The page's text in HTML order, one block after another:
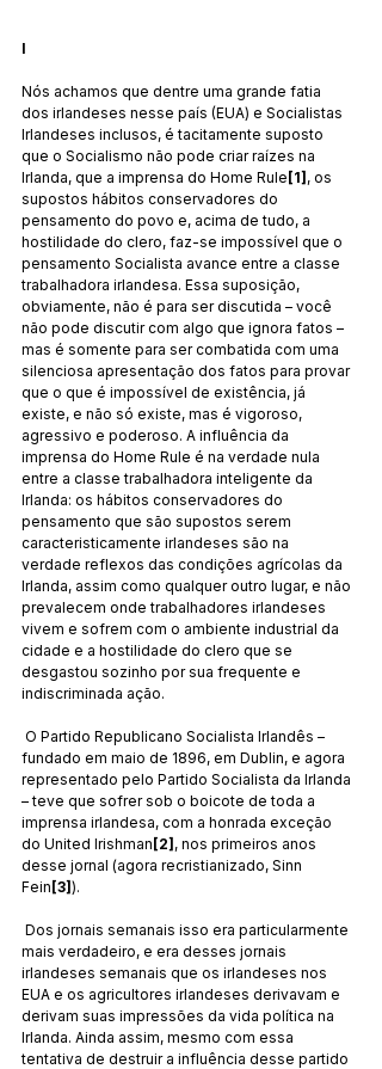
I
Nós achamos que dentre uma grande fatia
dos irlandeses nesse país (EUA) e Socialistas
Irlandeses inclusos, é tacitamente suposto
que o Socialismo não pode criar raízes na
Irlanda, que a imprensa do Home Rule [1] , os
supostos hábitos conservadores do
pensamento do povo e, acima de tudo, a
hostilidade do clero, faz-se impossível que o
pensamento Socialista avance entre a classe
trabalhadora irlandesa. Essa suposição,
obviamente, não é para ser discutida – você
não pode discutir com algo que ignora fatos –
mas é somente para ser combatida com uma
silenciosa apresentação dos fatos para provar
que o que é impossível de existência, já
existe, e não só existe, mas é vigoroso,
agressivo e poderoso. A influência da
imprensa do Home Rule é na verdade nula
entre a classe trabalhadora inteligente da
Irlanda: os hábitos conservadores do
pensamento que são supostos serem
caracteristicamente irlandeses são na
verdade reflexos das condições agrícolas da
Irlanda, assim como qualquer outro lugar, e não
prevalecem onde trabalhadores irlandeses
vivem e sofrem com o ambiente industrial da
cidade e a hostilidade do clero que se
desgastou sozinho por sua frequente e
indiscriminada ação.
fundado em maio de 1896, em Dublin, e agora
representado pelo Partido Socialista da Irlanda
– teve que sofrer sob o boicote de toda a
imprensa irlandesa, com a honrada exceção
do United Irishman [2] , nos primeiros anos
desse jornal (agora recristianizado, Sinn
Fein [3] ).
mais verdadeiro, e era desses jornais
irlandeses semanais que os irlandeses nos
EUA e os agricultores irlandeses derivavam e
derivam suas impressões da vida política na
Irlanda. Ainda assim, mesmo com essa
tentativa de destruir a influência desse partido